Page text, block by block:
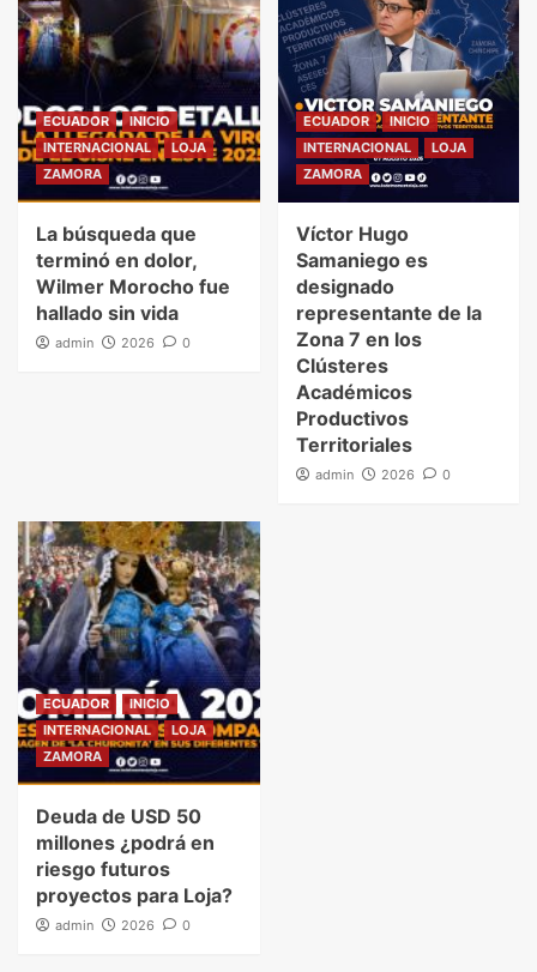
ECUADOR
INICIO
INTERNACIONAL
LOJA
ZAMORA
La búsqueda que
terminó en dolor,
Wilmer Morocho fue
hallado sin vida
admin 2026 0
ECUADOR
INICIO
INTERNACIONAL
LOJA
ZAMORA
Víctor Hugo
Samaniego es
designado
representante de la
Zona 7 en los
Clústeres
Académicos
Productivos
Territoriales
admin 2026 0
ECUADOR
INICIO
INTERNACIONAL
LOJA
ZAMORA
Deuda de USD 50
millones ¿podrá en
riesgo futuros
proyectos para Loja?
admin 2026 0